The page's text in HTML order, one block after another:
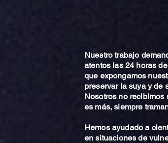
Nuestro trabajo
atentos las 24 horas
que expongamos
preservar la suya y de
Nosotros no recibimos
es más, siempre
Hemos ayudado a
en situaciones de